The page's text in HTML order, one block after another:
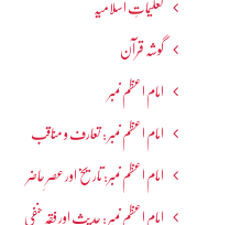
تعلیماتِ اسلامیہ
گوشہ قرآن
امام اعظم نمبر
امام اعظم نمبر : تعارف و مناقب
امام اعظم نمبر: تاریخ اور عصرِ حاضر
امام اعظم نمبر : حدیث اور فقہ حنفی